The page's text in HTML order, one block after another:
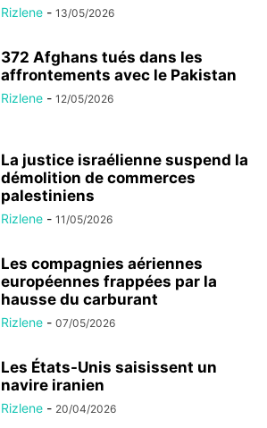
Rizlene - 13/05/2026
372 Afghans tués dans les
affrontements avec le Pakistan
Rizlene - 12/05/2026
La justice israélienne suspend la
démolition de commerces
palestiniens
Rizlene - 11/05/2026
Les compagnies aériennes
européennes frappées par la
hausse du carburant
Rizlene - 07/05/2026
Les États-Unis saisissent un
navire iranien
Rizlene - 20/04/2026